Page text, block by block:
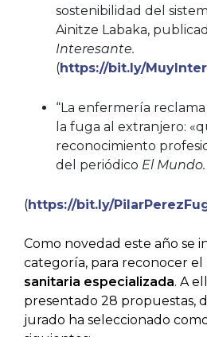
sostenibilidad del
Ainitze Labaka,
Interesante.
(https://bit.ly/
“La enfermería
la fuga al extranjero:
reconocimiento
del periódico El Mundo.
(https://bit.ly/
Como novedad este año se
categoría, para reconocer el
sanitaria especializada. A
presentado 28 propuestas,
jurado ha seleccionado